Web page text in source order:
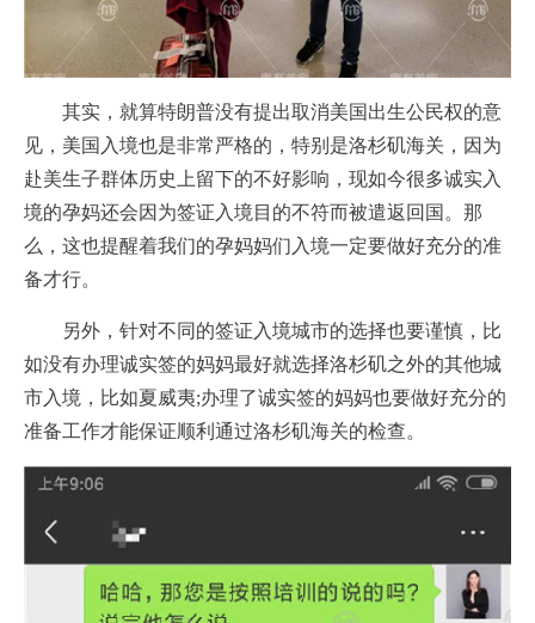
其实，就算特朗普没有提出取消美国出生公民权的意
见，美国入境也是非常严格的，特别是洛杉矶海关，因为
赴美生子群体历史上留下的不好影响，现如今很多诚实入
境的孕妈还会因为签证入境目的不符而被遣返回国。那
么，这也提醒着我们的孕妈妈们入境一定要做好充分的准
备才行。
另外，针对不同的签证入境城市的选择也要谨慎，比
如没有办理诚实签的妈妈最好就选择洛杉矶之外的其他城
市入境，比如夏威夷;办理了诚实签的妈妈也要做好充分的
准备工作才能保证顺利通过洛杉矶海关的检查。